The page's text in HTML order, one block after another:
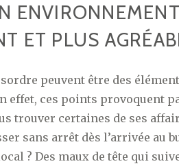
ET PLUS
peuvent être des
effet, ces points provoquent
trouver certaines de ses
sans arrêt dès l’arrivée au
? Des maux de tête qui